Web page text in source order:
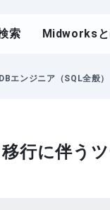
索 Midworksと
DBエンジニア（SQL全般）
行に伴うツ